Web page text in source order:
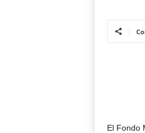
El Fondo